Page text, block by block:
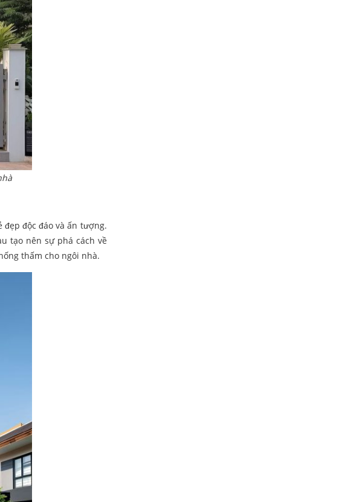
độc đáo và ấn tượng.
tạo nên sự phá cách về
thấm cho ngôi nhà.